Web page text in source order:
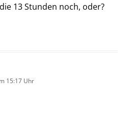
13 Stunden noch, oder?
15:17 Uhr